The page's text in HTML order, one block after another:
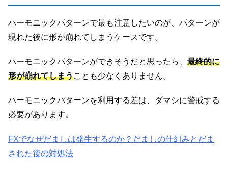
ハーモニックパターンで最も注意したいのが、パターンが
現れた後に形が崩れてしまうケースです。
ハーモニックパターンができそうだと思ったら、 最終的に
形が崩れてしまうことも少なくありません。
ハーモニックパターンを利用する差は、ダマシに警戒する
必要があります。
FXでなぜだましは発生するのか？だましの仕組みとだま
された後の対処法